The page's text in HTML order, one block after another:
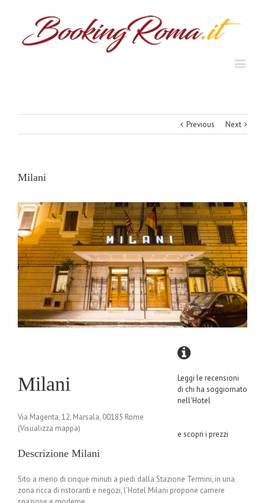
Previous Next
Milani
View
Larger
Image
Leggi le recensioni
di chi ha soggiornato
nell'Hotel
e scopri i prezzi
Milani
Via Magenta, 12, Marsala, 00185 Rome
(Visualizza mappa)
Descrizione Milani
Sito a meno di cinque minuti a piedi dalla Stazione Termini, in una
zona ricca di ristoranti e negozi, l’Hotel Milani propone camere